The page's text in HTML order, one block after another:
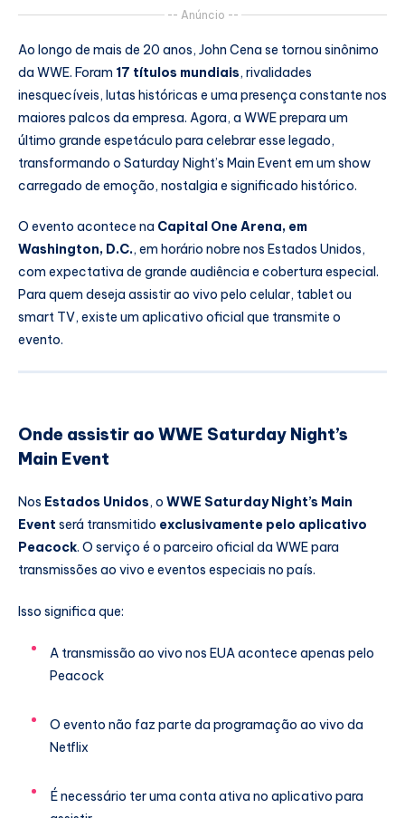
-- Anúncio --
Ao longo de mais de 20 anos, John Cena se tornou sinônimo
da WWE. Foram 17 títulos mundiais, rivalidades
inesquecíveis, lutas históricas e uma presença constante nos
maiores palcos da empresa. Agora, a WWE prepara um
último grande espetáculo para celebrar esse legado,
transformando o Saturday Night’s Main Event em um show
carregado de emoção, nostalgia e significado histórico.
O evento acontece na Capital One Arena, em
Washington, D.C., em horário nobre nos Estados Unidos,
com expectativa de grande audiência e cobertura especial.
Para quem deseja assistir ao vivo pelo celular, tablet ou
smart TV, existe um aplicativo oficial que transmite o
evento.
Onde assistir ao WWE Saturday Night’s
Main Event
Nos Estados Unidos, o WWE Saturday Night’s Main
Event será transmitido exclusivamente pelo aplicativo
Peacock. O serviço é o parceiro oficial da WWE para
transmissões ao vivo e eventos especiais no país.
Isso significa que:
A transmissão ao vivo nos EUA acontece apenas pelo
Peacock
O evento não faz parte da programação ao vivo da
Netflix
É necessário ter uma conta ativa no aplicativo para